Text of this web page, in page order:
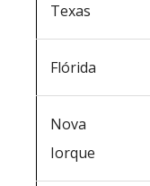
Texas
Flórida
Nova
Iorque